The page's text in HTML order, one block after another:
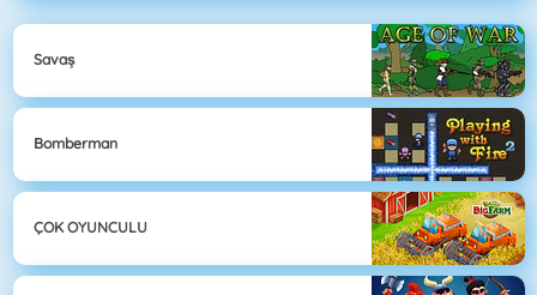
Savaş
Bomberman
ÇOK OYUNCULU